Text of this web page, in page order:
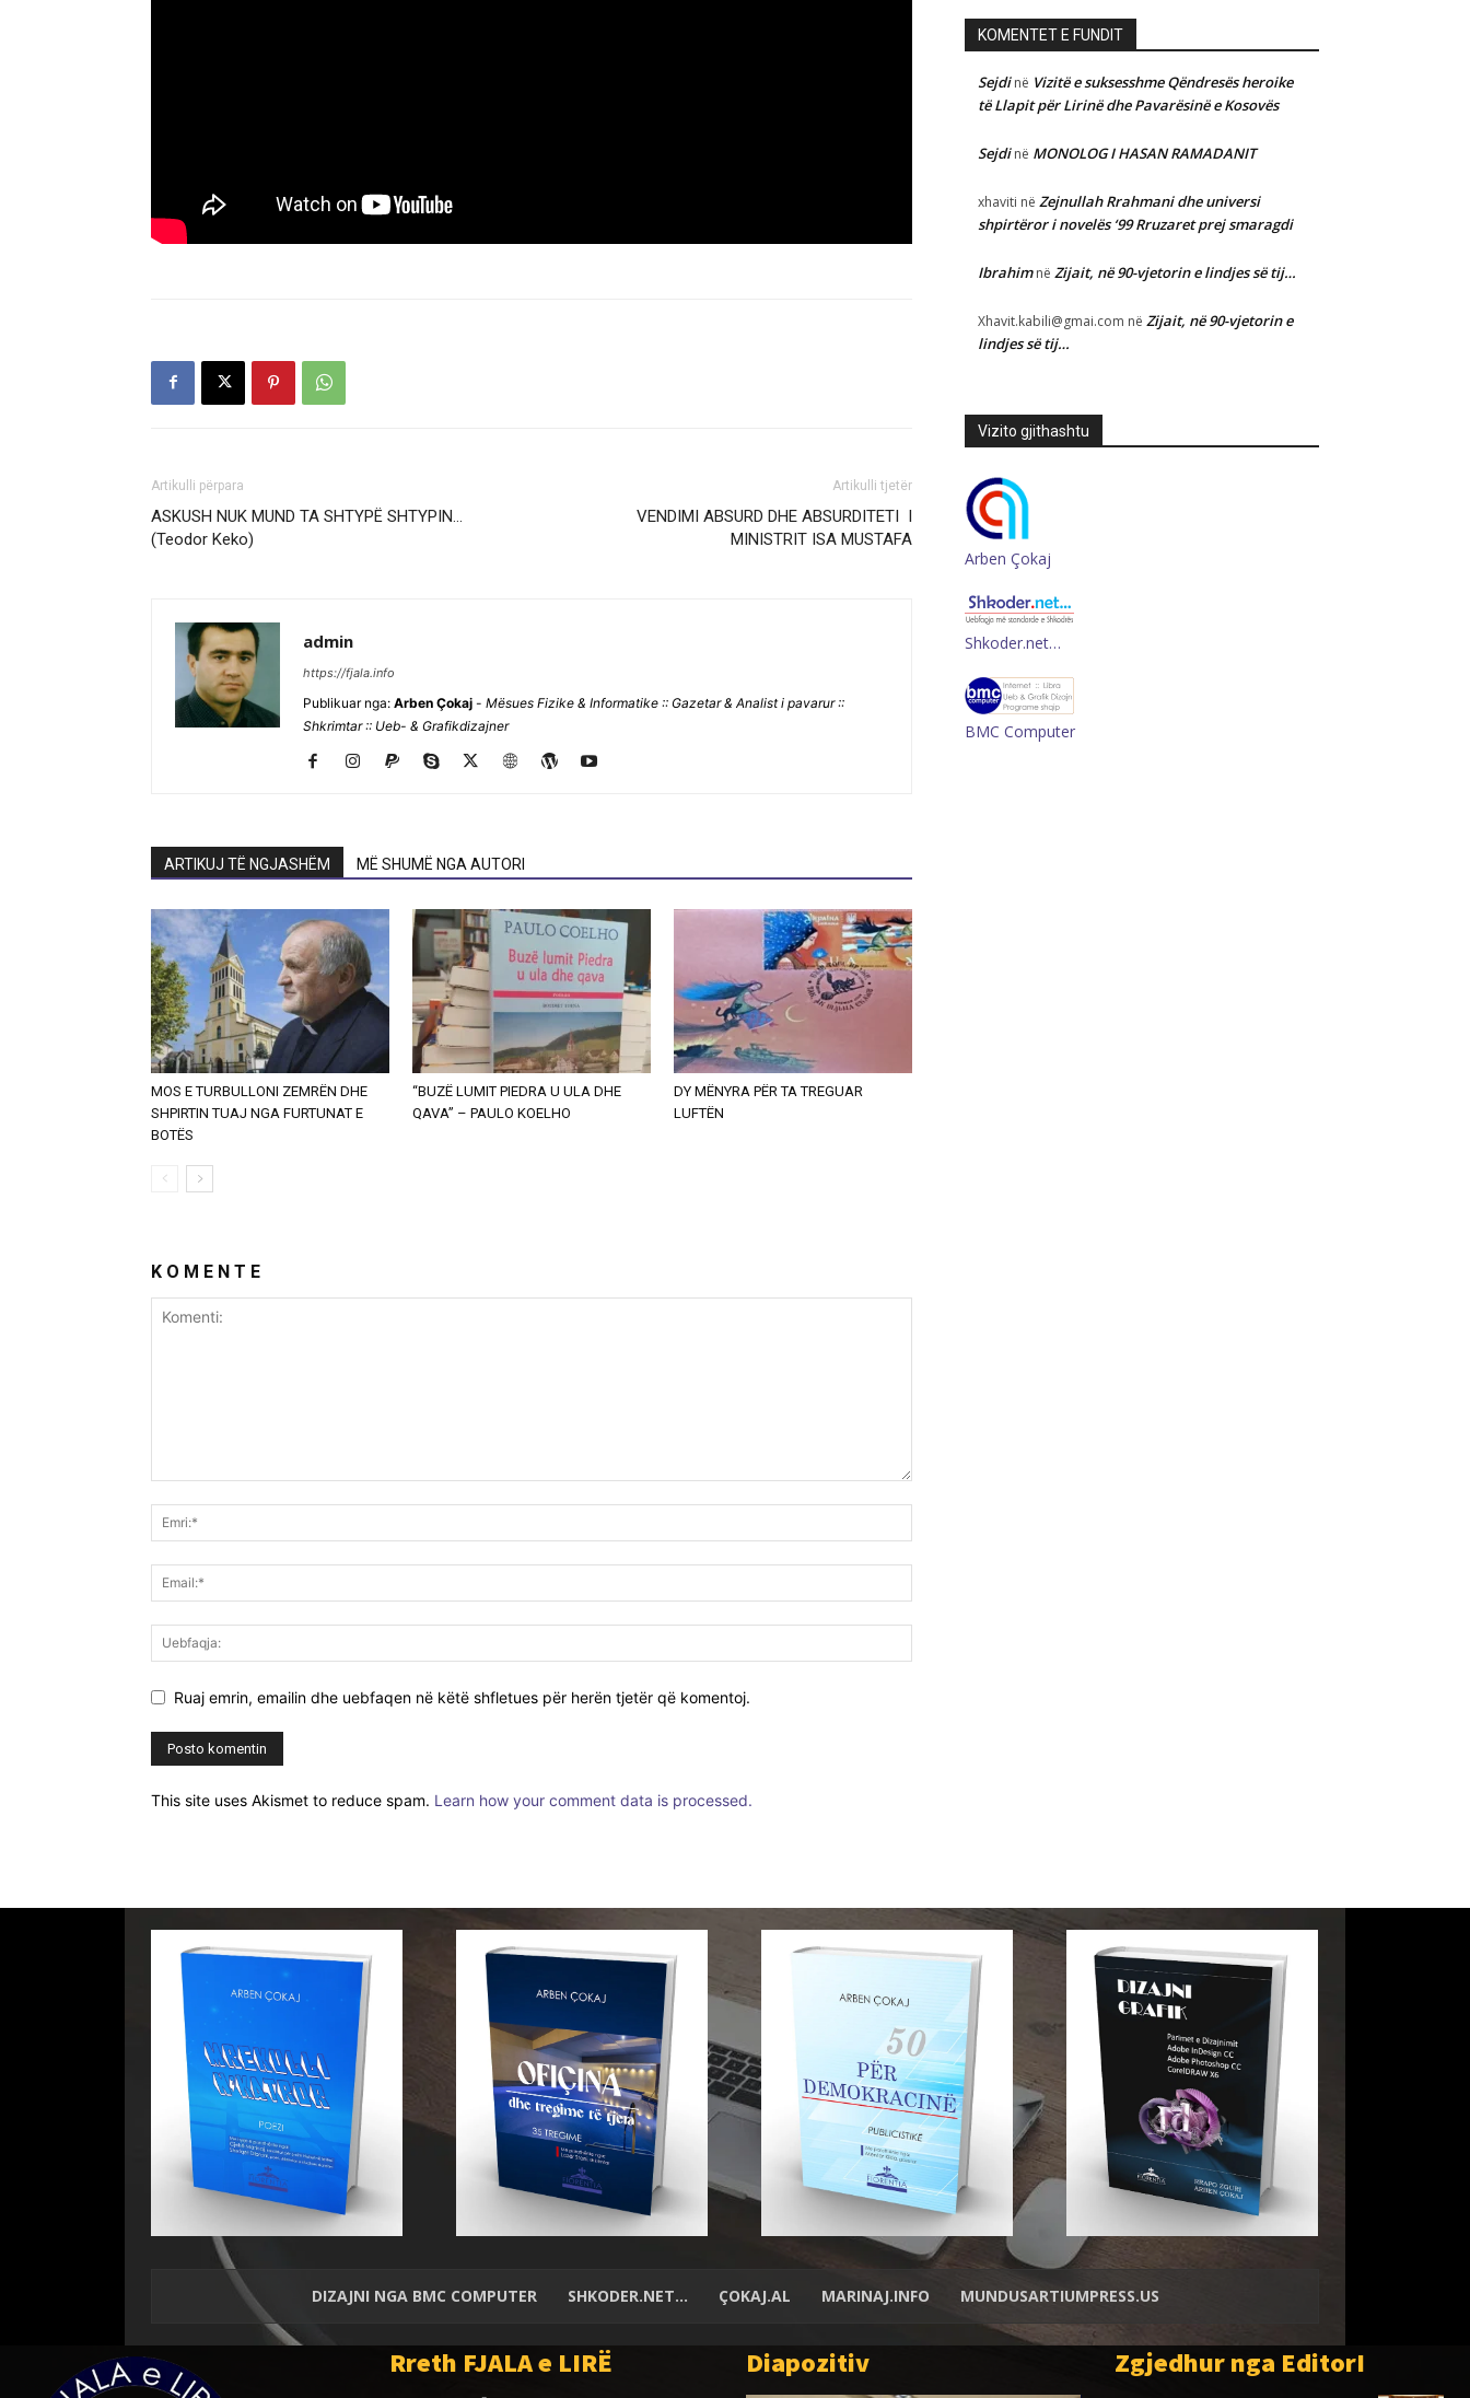
Artikulli përpara
ASKUSH NUK MUND TA SHTYPË SHTYPIN…
(Teodor Keko)
Artikulli tjetër
VENDIMI ABSURD DHE ABSURDITETI I
MINISTRIT ISA MUSTAFA
admin
https://fjala.info
Publikuar nga: Arben Çokaj - Mësues Fizike & Informatike :: Gazetar & Analist i pavarur ::
Shkrimtar :: Ueb- & Grafikdizajner
ARTIKUJ TË NGJASHËM MË SHUMË NGA AUTORI
MOS E TURBULLONI ZEMRËN DHE
SHPIRTIN TUAJ NGA FURTUNAT E
BOTËS
“BUZË LUMIT PIEDRA U ULA DHE
QAVA” – PAULO KOELHO
DY MËNYRA PËR TA TREGUAR
LUFTËN
K O M E N T E
Ruaj emrin, emailin dhe uebfaqen në këtë shfletues për herën tjetër që komentoj.
This site uses Akismet to reduce spam. Learn how your comment data is processed.
KOMENTET E FUNDIT
Sejdinë Vizitë e suksesshme Qëndresës heroike
të Llapit për Lirinë dhe Pavarësinë e Kosovës
Sejdinë MONOLOG I HASAN RAMADANIT
xhaviti në Zejnullah Rrahmani dhe universi
shpirtëror i novelës ‘99 Rruzaret prej smaragdi
Ibrahimnë Zijait, në 90-vjetorin e lindjes së tij…
Xhavit.kabili@gmai.com në Zijait, në 90-vjetorin e
lindjes së tij…
Vizito gjithashtu
Arben Çokaj
Shkoder.net…
BMC Computer
DIZAJNI NGA BMC COMPUTER SHKODER.NET… ÇOKAJ.AL MARINAJ.INFO MUNDUSARTIUMPRESS.US
Rreth FJALA e LIRË Diapozitiv Zgjedhur nga EditorI